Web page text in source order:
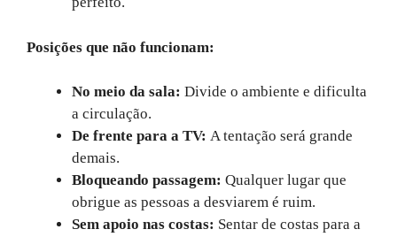
Posições que não funcionam:
No meio da sala: Divide o ambiente e dificulta
a circulação.
De frente para a TV: A tentação será grande
demais.
Bloqueando passagem: Qualquer lugar que
obrigue as pessoas a desviarem é ruim.
Sem apoio nas costas: Sentar de costas para a